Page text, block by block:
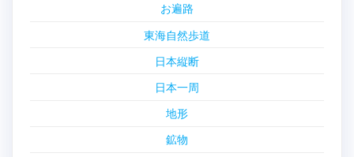
お遍路
東海自然歩道
日本縦断
日本一周
地形
鉱物